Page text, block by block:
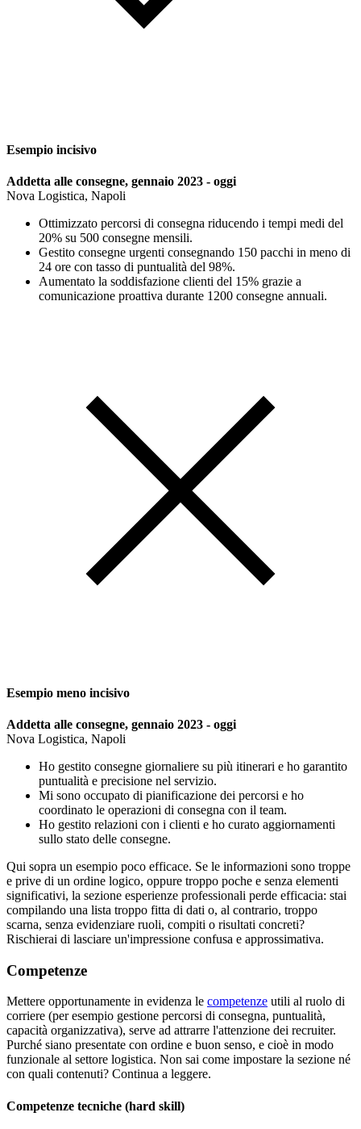
Esempio incisivo
Addetta alle consegne, gennaio 2023 - oggi
Nova Logistica, Napoli
Ottimizzato percorsi di consegna riducendo i tempi medi del
20% su 500 consegne mensili.
Gestito consegne urgenti consegnando 150 pacchi in meno di
24 ore con tasso di puntualità del 98%.
Aumentato la soddisfazione clienti del 15% grazie a
comunicazione proattiva durante 1200 consegne annuali.
Esempio meno incisivo
Addetta alle consegne, gennaio 2023 - oggi
Nova Logistica, Napoli
Ho gestito consegne giornaliere su più itinerari e ho garantito
puntualità e precisione nel servizio.
Mi sono occupato di pianificazione dei percorsi e ho
coordinato le operazioni di consegna con il team.
Ho gestito relazioni con i clienti e ho curato aggiornamenti
sullo stato delle consegne.
Qui sopra un esempio poco efficace. Se le informazioni sono troppe
e prive di un ordine logico, oppure troppo poche e senza elementi
significativi, la sezione esperienze professionali perde efficacia: stai
compilando una lista troppo fitta di dati o, al contrario, troppo
scarna, senza evidenziare ruoli, compiti o risultati concreti?
Rischierai di lasciare un'impressione confusa e approssimativa.
Competenze
Mettere opportunamente in evidenza le competenze utili al ruolo di
corriere (per esempio gestione percorsi di consegna, puntualità,
capacità organizzativa), serve ad attrarre l'attenzione dei recruiter.
Purché siano presentate con ordine e buon senso, e cioè in modo
funzionale al settore logistica. Non sai come impostare la sezione né
con quali contenuti? Continua a leggere.
Competenze tecniche (hard skill)